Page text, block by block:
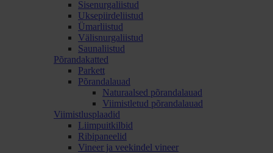
Sisenurgaliistud
Uksepiirdeliistud
Ümarliistud
Välisnurgaliistud
Saunaliistud
Põrandakatted
Parkett
Põrandalauad
Naturaalsed põrandalauad
Viimistletud põrandalauad
Viimistlusplaadid
Liimpuitkilbid
Ribipaneelid
Vineer ja veekindel vineer